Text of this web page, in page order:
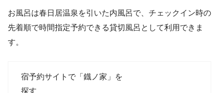
お風呂は春日居温泉を引いた内風呂で、チェックイン時の
先着順で時間指定予約できる貸切風呂として利用できま
す。
宿予約サイトで「鐡ノ家」を
探す